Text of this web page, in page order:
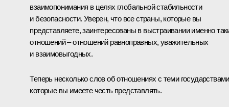
взаимопонимания в целях глобальной стабильности
и безопасности. Уверен, что все страны, которые вы
представляете, заинтересованы в выстраивании именно
отношений – отношений равноправных, уважительных
и взаимовыгодных.
Теперь несколько слов об отношениях с теми
которые вы имеете честь представлять.